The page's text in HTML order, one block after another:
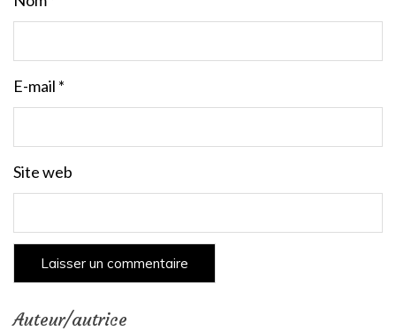
E-mail *
Site web
Auteur/autrice